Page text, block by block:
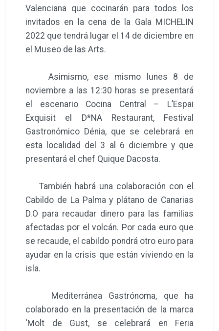
Valenciana que cocinarán para todos los
invitados en la cena de la Gala MICHELIN
2022 que tendrá lugar el 14 de diciembre en
el Museo de las Arts.
Asimismo, ese mismo lunes 8 de
noviembre a las 12:30 horas se presentará
el escenario Cocina Central – L’Espai
Exquisit el D*NA Restaurant, Festival
Gastronómico Dénia, que se celebrará en
esta localidad del 3 al 6 diciembre y que
presentará el chef Quique Dacosta.
También habrá una colaboración con el
Cabildo de La Palma y plátano de Canarias
D.O para recaudar dinero para las familias
afectadas por el volcán. Por cada euro que
se recaude, el cabildo pondrá otro euro para
ayudar en la crisis que están viviendo en la
isla.
Mediterránea Gastrónoma, que ha
colaborado en la presentación de la marca
‘Molt de Gust, se celebrará en Feria